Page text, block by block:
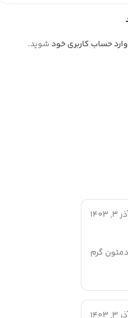
1403
گرم
وارد حساب کاربری خودشوید.